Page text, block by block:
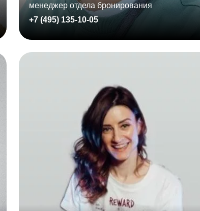
менеджер отдела бронирования
+7 (495) 135-10-05